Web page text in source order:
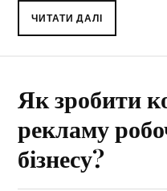
ЧИТАТИ ДАЛІ
Як зробити
рекламу
бізнесу?